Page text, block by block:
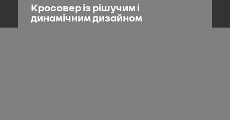
Кросовер із рішучим і
динамічним дизайном